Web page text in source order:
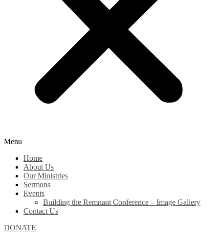
Menu
Home
About Us
Our Ministries
Sermons
Events
Building the Remnant Conference – Image Gallery
Contact Us
DONATE